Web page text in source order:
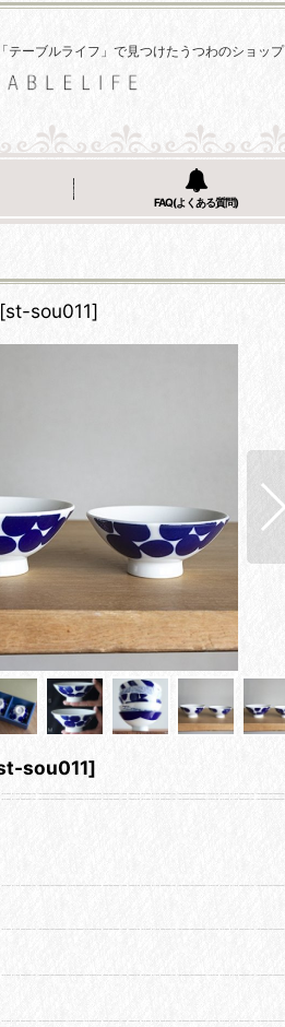
テーブルライフ」で見つけたうつわのショップ
FAQ(よくある質問)
[st-sou011]
sou011]